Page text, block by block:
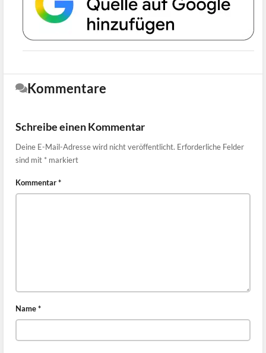
Kommentare
Schreibe einen Kommentar
Deine E-Mail-Adresse wird nicht veröffentlicht. Erforderliche Felder
sind mit * markiert
Kommentar*
Name*